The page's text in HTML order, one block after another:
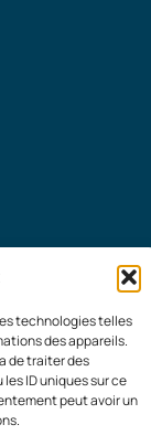
technologies telles
des appareils.
de traiter des
ID uniques sur ce
peut avoir un
© 2026